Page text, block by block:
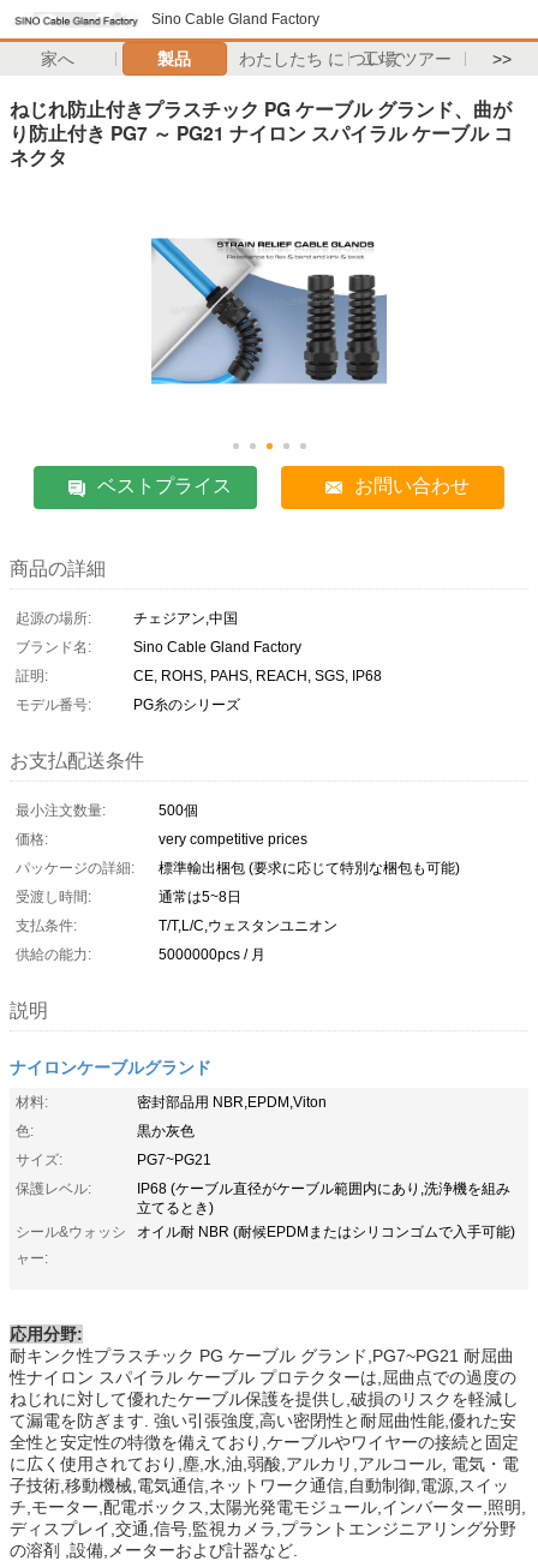
Sino Cable Gland Factory
家へ 製品 わたしたち に つい て工場 ツアー >>
ねじれ防止付きプラスチック PG ケーブル グランド、曲が
り防止付き PG7 ～ PG21 ナイロン スパイラル ケーブル コ
ネクタ
ベストプライス お問い合わせ
商品の詳細
起源の場所:
チェジアン,中国
ブランド名:
Sino Cable Gland Factory
証明:
CE, ROHS, PAHS, REACH, SGS, IP68
モデル番号:
PG糸のシリーズ
お支払配送条件
最小注文数量:
500個
価格:
very competitive prices
パッケージの詳細:
標準輸出梱包 (要求に応じて特別な梱包も可能)
受渡し時間:
通常は5~8日
支払条件:
T/T,L/C,ウェスタンユニオン
供給の能力:
5000000pcs / 月
説明
ナイロンケーブルグランド
材料:
密封部品用 NBR,EPDM,Viton
色:
黒か灰色
サイズ:
PG7~PG21
保護レベル:
IP68 (ケーブル直径がケーブル範囲内にあり,洗浄機を組み
立てるとき)
シール&ウォッシ
ャー:
オイル耐 NBR (耐候EPDMまたはシリコンゴムで入手可能)
応用分野:
耐キンク性プラスチック PG ケーブル グランド,PG7~PG21 耐屈曲
性ナイロン スパイラル ケーブル プロテクターは,屈曲点での過度の
ねじれに対して優れたケーブル保護を提供し,破損のリスクを軽減し
て漏電を防ぎます. 強い引張強度,高い密閉性と耐屈曲性能,優れた安
全性と安定性の特徴を備えており,ケーブルやワイヤーの接続と固定
に広く使用されており,塵,水,油,弱酸,アルカリ,アルコール, 電気・電
子技術,移動機械,電気通信,ネットワーク通信,自動制御,電源,スイッ
チ,モーター,配電ボックス,太陽光発電モジュール,インバーター,照明,
ディスプレイ,交通,信号,監視カメラ,プラントエンジニアリング分野
の溶剤 ,設備,メーターおよび計器など.